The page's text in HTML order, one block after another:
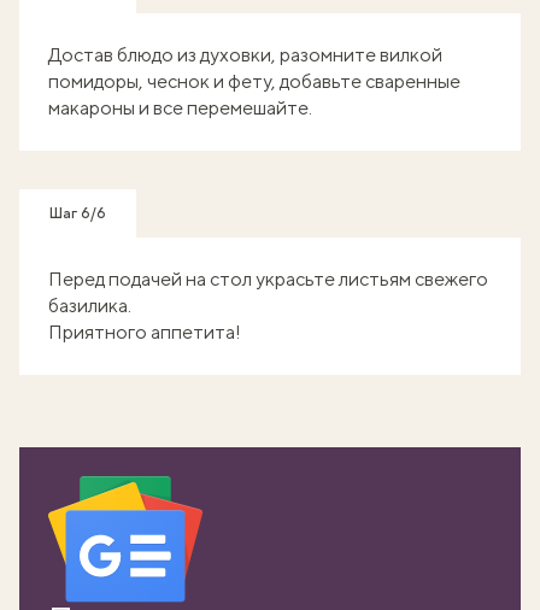
Достав блюдо из духовки, разомните вилкой
помидоры, чеснок и фету, добавьте сваренные
макароны и все перемешайте.
Шаг 6/6
Перед подачей на стол украсьте листьям свежего
базилика.
Приятного аппетита!